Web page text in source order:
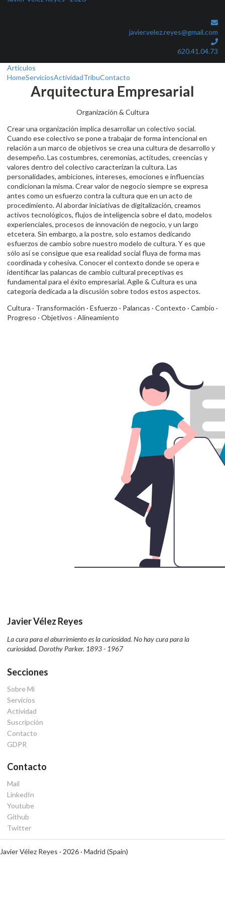
javier.velez.reyes@gmail.com
620.41.04.73
Artículos
HomeServiciosActividadTribuContacto
Arquitectura Empresarial
Organización & Cultura
Crear una organización implica desarrollar un colectivo social.
Cuando ese colectivo se pone a trabajar de forma intencional en
relación a un marco de objetivos se crea una cultura de desarrollo y
desempeño. Las costumbres, ceremonias, actitudes, creencias y
valores dentro del colectivo caracterizan la cultura. Las
personalidades, ambiciones, intereses, emociones e influencias
condicionan la misma. Crear valor de negocio siempre se expresa
antes como un esfuerzo contra la cultura que en un acto de
procedimiento. Al abordar iniciativas de digitalización, creamos
activos tecnológicos, flujos de inteligencia sobre el dato, modelos
experienciales, procesos de innovación de negocio, y un largo
etcetera. Sin embargo, a la postre, solo estamos dedicando
esfuerzos de cambio sobre nuestro modelo de cultura. Y es que
sólo así se consigue que esa realidad social fluya de forma mas
coordinada y cohesiva. Conocer el contexto donde se opera e
identificar las palancas de cambio cultural preceptivas es
fundamental para el éxito empresarial. Agile & Cultura es una
categoría dedicada a la discusión sobre todos estos aspectos.
Cultura · Transformación · Esfuerzo · Palancas · Contexto · Cambio ·
Progreso · Objetivos · Alineamiento
Javier Vélez Reyes
La cura para el aburrimiento es la curiosidad. No hay cura para la
curiosidad. Dorothy Parker. 1893 - 1967
Secciones
Sobre Mi
Servicios
Actividad
Suscripción
Contacto
GDPR
Contacto
Mail
LinkedIn
Youtube
Github
Twitter
Javier Vélez Reyes · 2026 · Madrid (Spain)